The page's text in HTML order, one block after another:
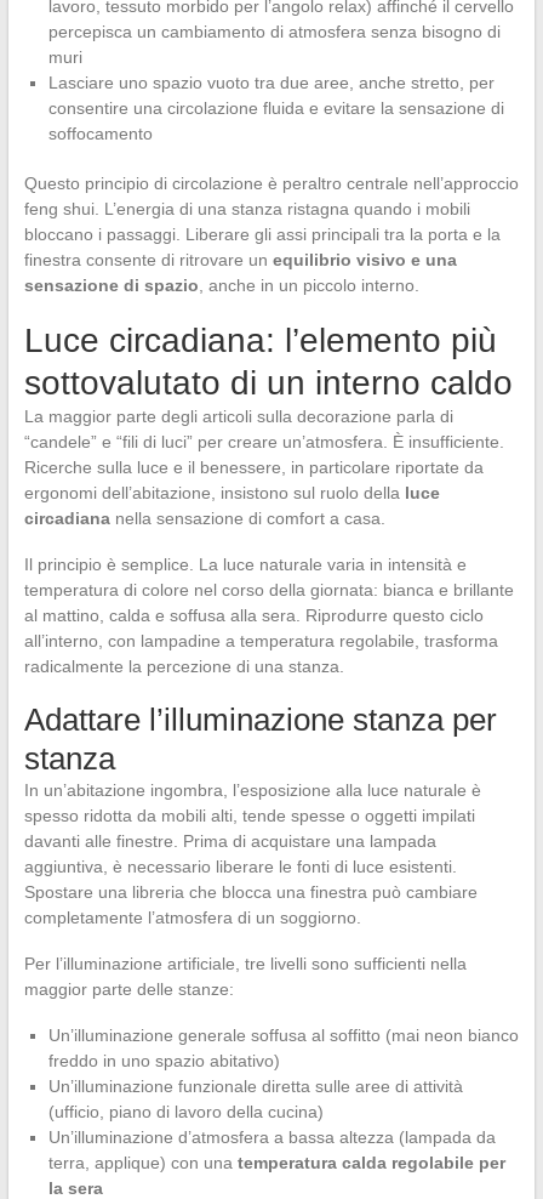
lavoro, tessuto morbido per l’angolo relax) affinché il cervello
percepisca un cambiamento di atmosfera senza bisogno di
muri
Lasciare uno spazio vuoto tra due aree, anche stretto, per
consentire una circolazione fluida e evitare la sensazione di
soffocamento
Questo principio di circolazione è peraltro centrale nell’approccio
feng shui. L’energia di una stanza ristagna quando i mobili
bloccano i passaggi. Liberare gli assi principali tra la porta e la
finestra consente di ritrovare un equilibrio visivo e una
sensazione di spazio , anche in un piccolo interno.
Luce circadiana: l’elemento più
sottovalutato di un interno caldo
La maggior parte degli articoli sulla decorazione parla di
“candele” e “fili di luci” per creare un’atmosfera. È insufficiente.
Ricerche sulla luce e il benessere, in particolare riportate da
ergonomi dell’abitazione, insistono sul ruolo della luce
circadiananella sensazione di comfort a casa.
Il principio è semplice. La luce naturale varia in intensità e
temperatura di colore nel corso della giornata: bianca e brillante
al mattino, calda e soffusa alla sera. Riprodurre questo ciclo
all’interno, con lampadine a temperatura regolabile, trasforma
radicalmente la percezione di una stanza.
Adattare l’illuminazione stanza per
stanza
In un’abitazione ingombra, l’esposizione alla luce naturale è
spesso ridotta da mobili alti, tende spesse o oggetti impilati
davanti alle finestre. Prima di acquistare una lampada
aggiuntiva, è necessario liberare le fonti di luce esistenti.
Spostare una libreria che blocca una finestra può cambiare
completamente l’atmosfera di un soggiorno.
Per l’illuminazione artificiale, tre livelli sono sufficienti nella
maggior parte delle stanze:
Un’illuminazione generale soffusa al soffitto (mai neon bianco
freddo in uno spazio abitativo)
Un’illuminazione funzionale diretta sulle aree di attività
(ufficio, piano di lavoro della cucina)
Un’illuminazione d’atmosfera a bassa altezza (lampada da
terra, applique) con una temperatura calda regolabile per
la sera